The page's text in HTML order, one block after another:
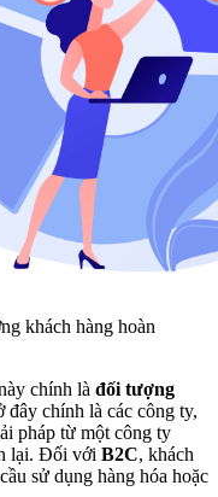
khách hàng hoàn
chính là đối tượng
đây chính là các công ty,
pháp từ một công ty
lại. Đối với B2C, khách
sử dụng hàng hóa hoặc